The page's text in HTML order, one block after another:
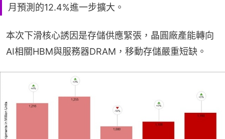
月預測的12.4%進一步擴大。
本次下滑核心誘因是存儲供應緊張，晶圓廠產能轉向
AI相關HBM與服務器DRAM，移動存儲嚴重短缺。